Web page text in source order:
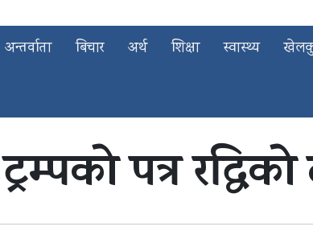
अन्तर्वाता बिचार अर्थ शिक्षा स्वास्थ्य
ट्रम्पको पत्र